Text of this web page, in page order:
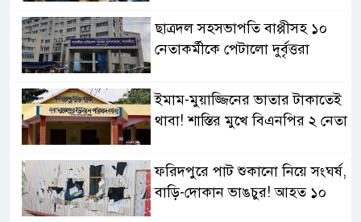
ছাত্রদল সহসভাপতি বাপ্পীসহ ১০
নেতাকর্মীকে পেটালো দুর্বৃত্তরা
ইমাম-মুয়াজ্জিনের ভাতার টাকাতেই
থাবা! শাস্তির মুখে বিএনপির ২ নেতা
ফরিদপুরে পাট শুকানো নিয়ে সংঘর্ষ,
বাড়ি-দোকান ভাঙচুর! আহত ১০